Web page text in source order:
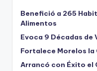
Benefició a 265
Alimentos
Evoca 9 Décadas de
Fortalece Morelos
Arrancó con Éxito el